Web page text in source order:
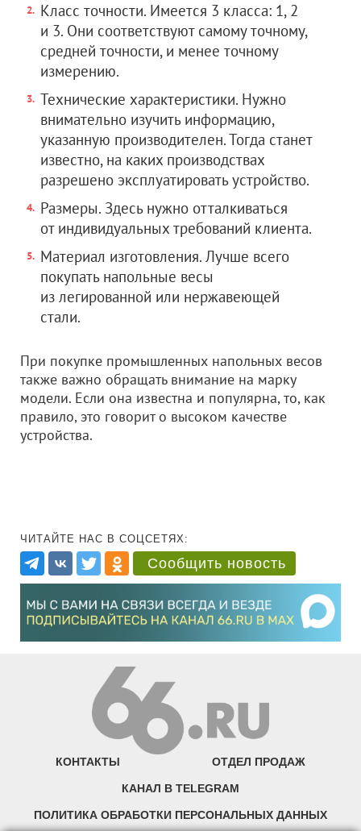
Класс точности. Имеется 3 класса: 1, 2
и 3. Они соответствуют самому точному,
средней точности, и менее точному
измерению.
Технические характеристики. Нужно
внимательно изучить информацию,
указанную производителен. Тогда станет
известно, на каких производствах
разрешено эксплуатировать устройство.
Размеры. Здесь нужно отталкиваться
от индивидуальных требований клиента.
Материал изготовления. Лучше всего
покупать напольные весы
из легированной или нержавеющей
стали.
При покупке промышленных напольных весов
также важно обращать внимание на марку
модели. Если она известна и популярна, то, как
правило, это говорит о высоком качестве
устройства.
ЧИТАЙТЕ НАС В СОЦСЕТЯХ:
Сообщить новость
КОНТАКТЫ ОТДЕЛ ПРОДАЖ
КАНАЛ В TELEGRAM
ПОЛИТИКА ОБРАБОТКИ ПЕРСОНАЛЬНЫХ ДАННЫХ